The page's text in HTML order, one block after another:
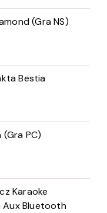
(Gra NS)
Bestia
PC)
Karaoke
Aux Bluetooth